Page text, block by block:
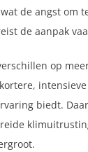
de angst om
de aanpak
op
biedt.